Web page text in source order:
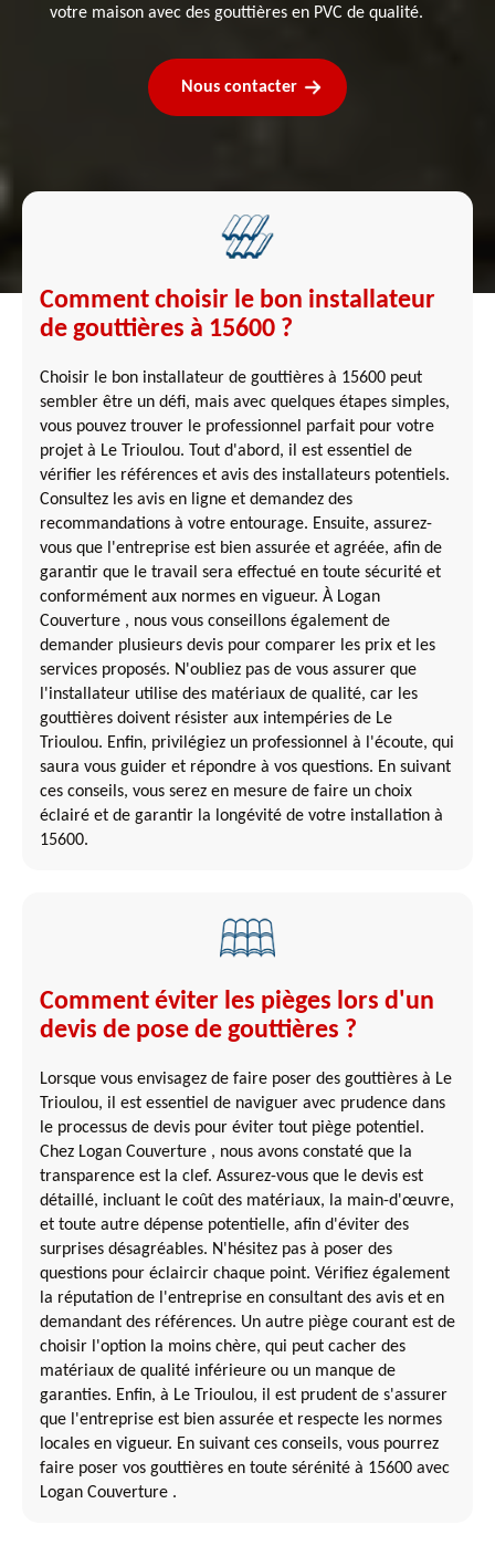
votre maison avec des gouttières en PVC de qualité.
Nous contacter
Comment choisir le bon installateur
de gouttières à 15600 ?
Choisir le bon installateur de gouttières à 15600 peut
sembler être un défi, mais avec quelques étapes simples,
vous pouvez trouver le professionnel parfait pour votre
projet à Le Trioulou. Tout d'abord, il est essentiel de
vérifier les références et avis des installateurs potentiels.
Consultez les avis en ligne et demandez des
recommandations à votre entourage. Ensuite, assurez-
vous que l'entreprise est bien assurée et agréée, afin de
garantir que le travail sera effectué en toute sécurité et
conformément aux normes en vigueur. À Logan
Couverture , nous vous conseillons également de
demander plusieurs devis pour comparer les prix et les
services proposés. N'oubliez pas de vous assurer que
l'installateur utilise des matériaux de qualité, car les
gouttières doivent résister aux intempéries de Le
Trioulou. Enfin, privilégiez un professionnel à l'écoute, qui
saura vous guider et répondre à vos questions. En suivant
ces conseils, vous serez en mesure de faire un choix
éclairé et de garantir la longévité de votre installation à
15600.
Comment éviter les pièges lors d'un
devis de pose de gouttières ?
Lorsque vous envisagez de faire poser des gouttières à Le
Trioulou, il est essentiel de naviguer avec prudence dans
le processus de devis pour éviter tout piège potentiel.
Chez Logan Couverture , nous avons constaté que la
transparence est la clef. Assurez-vous que le devis est
détaillé, incluant le coût des matériaux, la main-d'œuvre,
et toute autre dépense potentielle, afin d'éviter des
surprises désagréables. N'hésitez pas à poser des
questions pour éclaircir chaque point. Vérifiez également
la réputation de l'entreprise en consultant des avis et en
demandant des références. Un autre piège courant est de
choisir l'option la moins chère, qui peut cacher des
matériaux de qualité inférieure ou un manque de
garanties. Enfin, à Le Trioulou, il est prudent de s'assurer
que l'entreprise est bien assurée et respecte les normes
locales en vigueur. En suivant ces conseils, vous pourrez
faire poser vos gouttières en toute sérénité à 15600 avec
Logan Couverture .